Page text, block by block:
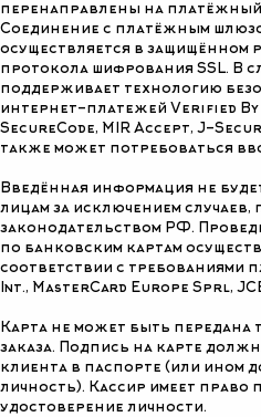
перенаправлены на
Соединение с платёжным
осуществляется в защищённом
протокола шифрования SSL. В
поддерживает технологию
интернет-платежей Verified By
SecureCode, MIR Accept, J-
также может потребоваться
Введённая информация не
лицам за исключением
законодательством РФ.
по банковским картам
соответствии с требованиями
Int., MasterCard Europe Sprl,
Карта не может быть передана
заказа. Подпись на карте
клиента в паспорте (или ином
личность). Кассир имеет право
удостоверение личности.